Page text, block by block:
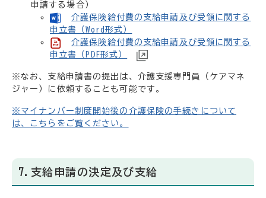
申請する場合）
介護保険給付費の支給申請及び受領に関する
申立書（Word形式）
介護保険給付費の支給申請及び受領に関する
申立書（PDF形式）
※なお、支給申請書の提出は、介護支援専門員（ケアマネ
ジャー）に依頼することも可能です。
※マイナンバー制度開始後の介護保険の手続きについて
は、こちらをご覧ください。
7.支給申請の決定及び支給